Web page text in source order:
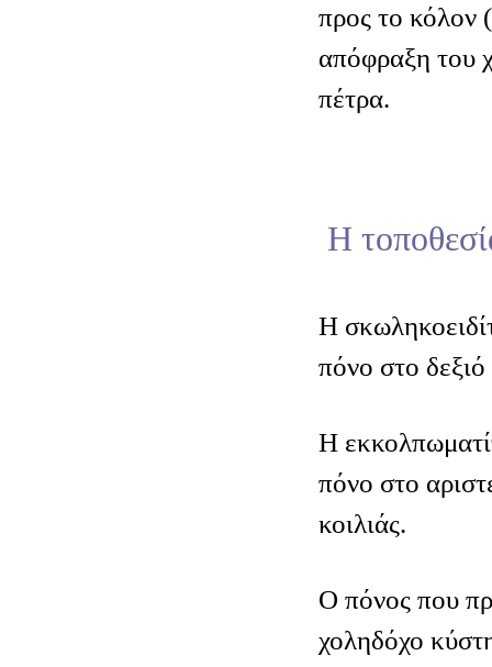
προς το κόλον
απόφραξη του
πέτρα.
Η
Η
πόνο στο
Η
πόνο στο
κοιλιάς.
Ο πόνος που
χοληδόχο